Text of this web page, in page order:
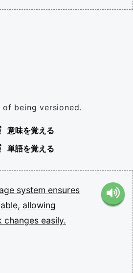
being versioned.
意味を覚える
単語を覚える
system ensures
allowing
changes easily.